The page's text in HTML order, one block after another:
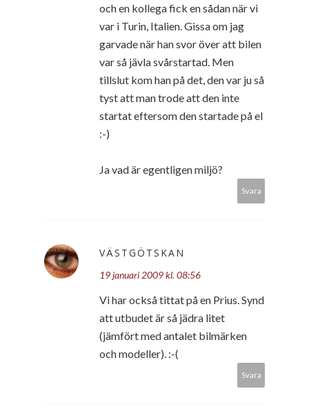
och en kollega fick en sådan när vi
var i Turin, Italien. Gissa om jag
garvade när han svor över att bilen
var så jävla svårstartad. Men
tillslut kom han på det, den var ju så
tyst att man trode att den inte
startat eftersom den startade på el
:-)
Ja vad är egentligen miljö?
Svara
VÄSTGÖTSKAN
19 januari 2009 kl. 08:56
Vi har också tittat på en Prius. Synd
att utbudet är så jädra litet
(jämfört med antalet bilmärken
och modeller). :-(
Svara